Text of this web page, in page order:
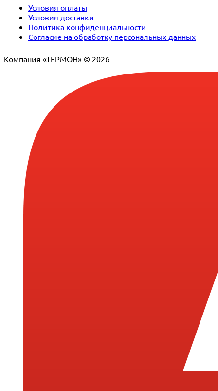
Условия оплаты
Условия доставки
Политика конфиденциальности
Согласие на обработку персональных данных
Компания «ТЕРМОН» © 2026